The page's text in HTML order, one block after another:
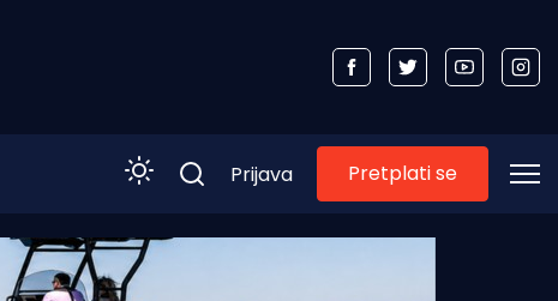
Prijava Pretplati se